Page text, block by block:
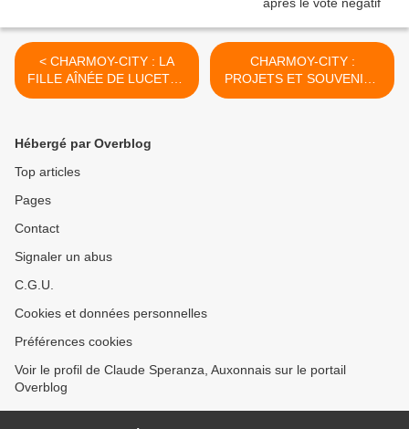
< CHARMOY-CITY : LA
FILLE AÎNÉE DE LUCETTE
SE MET AU TRICOT- du 30
fondateur)
CHARMOY-CITY :
PROJETS ET SOUVENIRS
DANS LA GRANDE RUE (1)
Hébergé par Overblog
Top articles
Pages
Contact
Signaler un abus
C.G.U.
Cookies et données personnelles
Préférences cookies
Voir le profil de Claude Speranza, Auxonnais sur le portail
Overblog